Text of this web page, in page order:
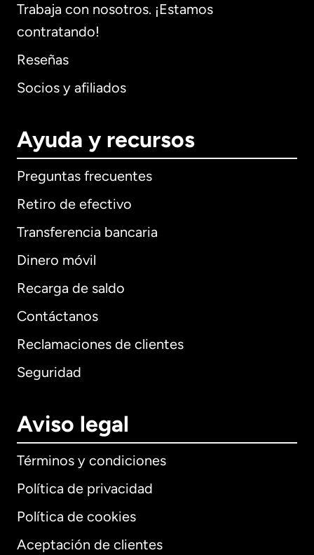
Trabaja con nosotros. ¡Estamos
contratando!
Reseñas
Socios y afiliados
Ayuda y recursos
Preguntas frecuentes
Retiro de efectivo
Transferencia bancaria
Dinero móvil
Recarga de saldo
Contáctanos
Reclamaciones de clientes
Seguridad
Aviso legal
Términos y condiciones
Política de privacidad
Política de cookies
Aceptación de clientes